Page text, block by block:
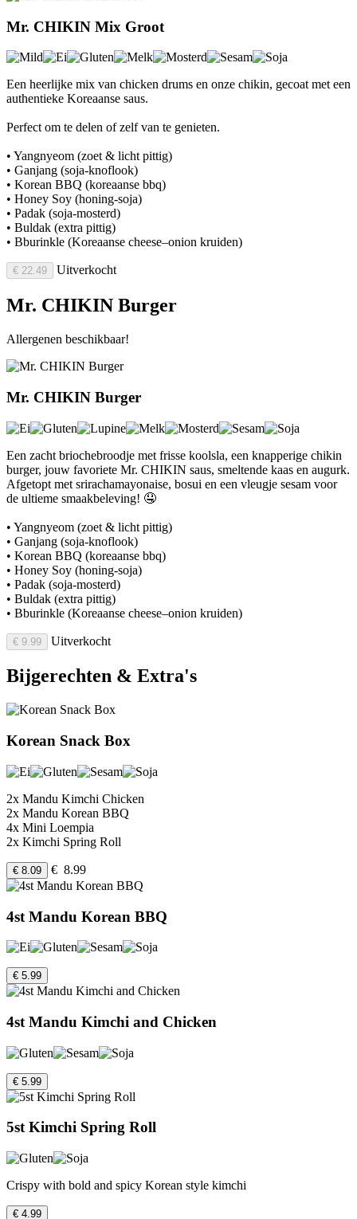
Mr. CHIKIN Mix Groot
Een heerlijke mix van chicken drums en onze chikin, gecoat met een
authentieke Koreaanse saus.
Perfect om te delen of zelf van te genieten.
• Yangnyeom (zoet & licht pittig)
• Ganjang (soja-knoflook)
• Korean BBQ (koreaanse bbq)
• Honey Soy (honing-soja)
• Padak (soja-mosterd)
• Buldak (extra pittig)
• Bburinkle (Koreaanse cheese–onion kruiden)
€ 22.49 Uitverkocht
Mr. CHIKIN Burger
Allergenen beschikbaar!
Mr. CHIKIN Burger
Een zacht briochebroodje met frisse koolsla, een knapperige chikin
burger, jouw favoriete Mr. CHIKIN saus, smeltende kaas en augurk.
Afgetopt met srirachamayonaise, bosui en een vleugje sesam voor
de ultieme smaakbeleving! 🤤
• Yangnyeom (zoet & licht pittig)
• Ganjang (soja-knoflook)
• Korean BBQ (koreaanse bbq)
• Honey Soy (honing-soja)
• Padak (soja-mosterd)
• Buldak (extra pittig)
• Bburinkle (Koreaanse cheese–onion kruiden)
€ 9.99 Uitverkocht
Bijgerechten & Extra's
Korean Snack Box
2x Mandu Kimchi Chicken
2x Mandu Korean BBQ
4x Mini Loempia
2x Kimchi Spring Roll
€ 8.09 € 8.99
4st Mandu Korean BBQ
€ 5.99
4st Mandu Kimchi and Chicken
€ 5.99
5st Kimchi Spring Roll
Crispy with bold and spicy Korean style kimchi
€ 4.99